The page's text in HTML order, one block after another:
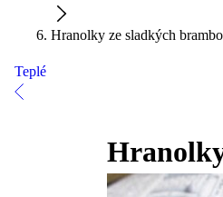
Hranolky ze sladkých
Teplé